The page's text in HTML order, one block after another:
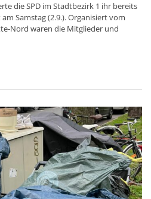
die SPD im Stadtbezirk 1 ihr bereits
Samstag (2.9.). Organisiert vom
Nord waren die Mitglieder und